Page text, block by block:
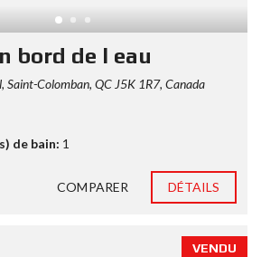
bord de l eau
Saint-Colomban, QC J5K 1R7, Canada
de bain: 1
COMPARER DÉTAILS
VENDU